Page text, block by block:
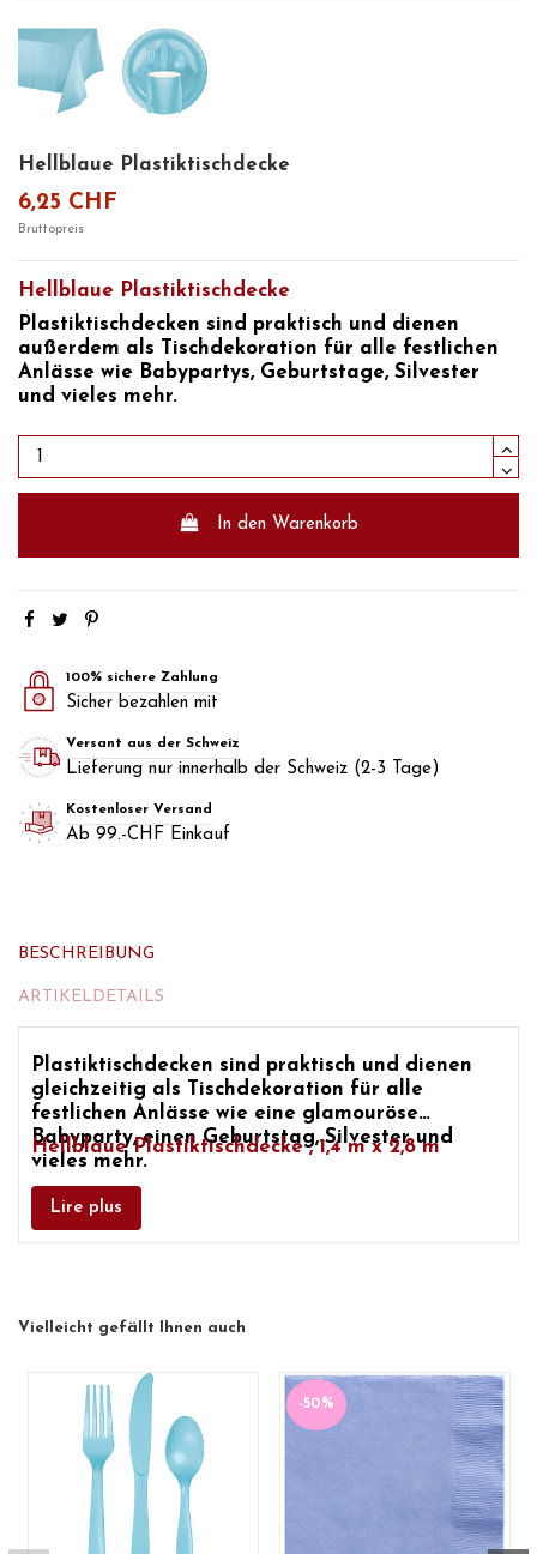
Hellblaue Plastiktischdecke
6,25 CHF
Bruttopreis
Hellblaue Plastiktischdecke
Plastiktischdecken sind praktisch und dienen
außerdem als
Tischdekoration für alle festlichen
Anlässe wie Babypartys, Geburtstage, Silvester
und vieles mehr.
In den Warenkorb
100% sichere Zahlung
Sicher bezahlen mit
Versant aus der Schweiz
Lieferung nur innerhalb der Schweiz (2-3 Tage)
Kostenloser Versand
Ab 99.-CHF Einkauf
BESCHREIBUNG
ARTIKELDETAILS
Plastiktischdecken sind praktisch und dienen
gleichzeitig als Tischdekoration für alle
festlichen Anlässe wie eine glamouröse
Babyparty, einen Geburtstag, Silvesterund
vieles mehr.
Hellblaue Plastiktischdecke, 1,4 m x 2,8 m
Lire plus
Vielleicht gefällt Ihnen auch
-50%